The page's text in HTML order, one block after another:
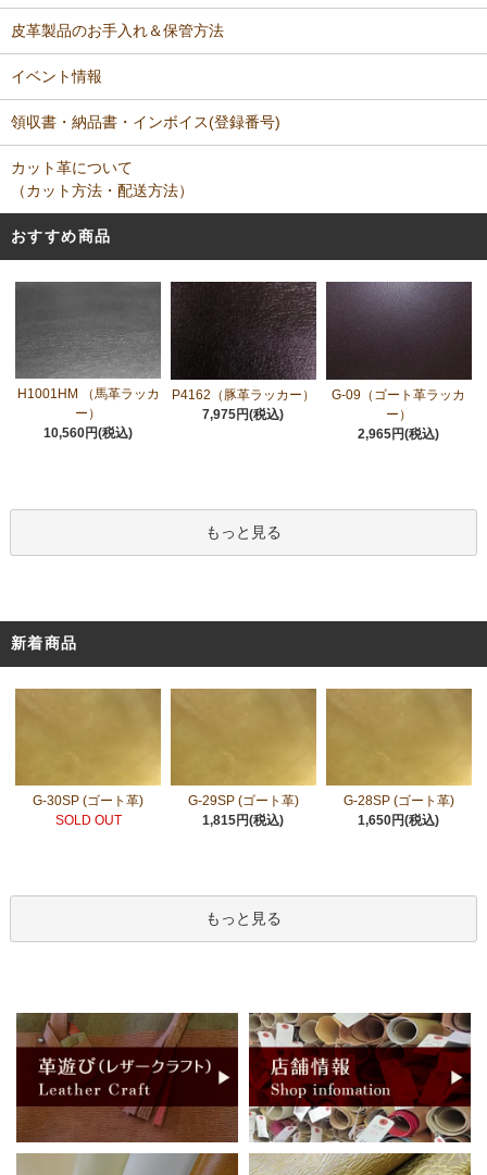
皮革製品のお手入れ＆保管方法
イベント情報
領収書・納品書・インボイス(登録番号)
カット革について
（カット方法・配送方法）
おすすめ商品
H1001HM （馬革ラッカ
ー）
10,560円(税込)
P4162（豚革ラッカー）
7,975円(税込)
G-09（ゴート革ラッカ
ー）
2,965円(税込)
もっと見る
新着商品
G-30SP (ゴート革)
SOLD OUT
G-29SP (ゴート革)
1,815円(税込)
G-28SP (ゴート革)
1,650円(税込)
もっと見る